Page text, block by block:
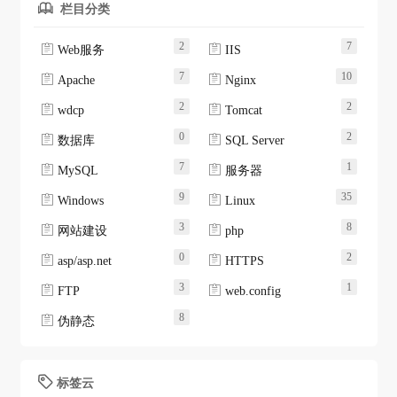
 栏目分类
 Web服务 2  IIS 7
 Apache 7  Nginx 10
 wdcp 2  Tomcat 2
 数据库 0  SQL Server 2
 MySQL 7  服务器 1
 Windows 9  Linux 35
 网站建设 3  php 8
 asp/asp.net 0  HTTPS 2
 FTP 3  web.config 1
 伪静态 8
 标签云